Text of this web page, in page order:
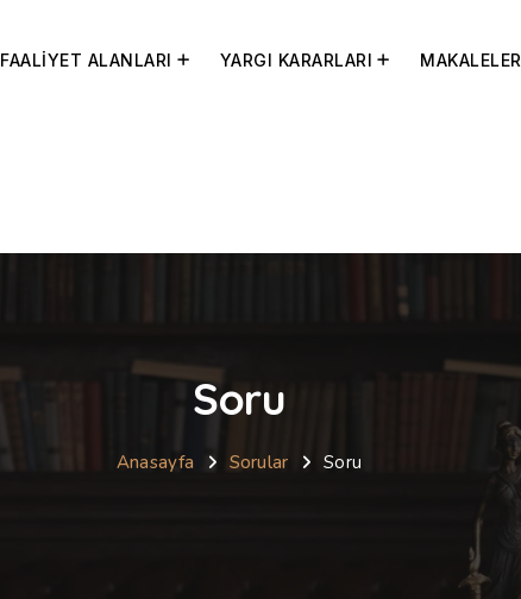
FAALİYET ALANLARI YARGI KARARLARI MAKALELER
Soru
Anasayfa Sorular Soru